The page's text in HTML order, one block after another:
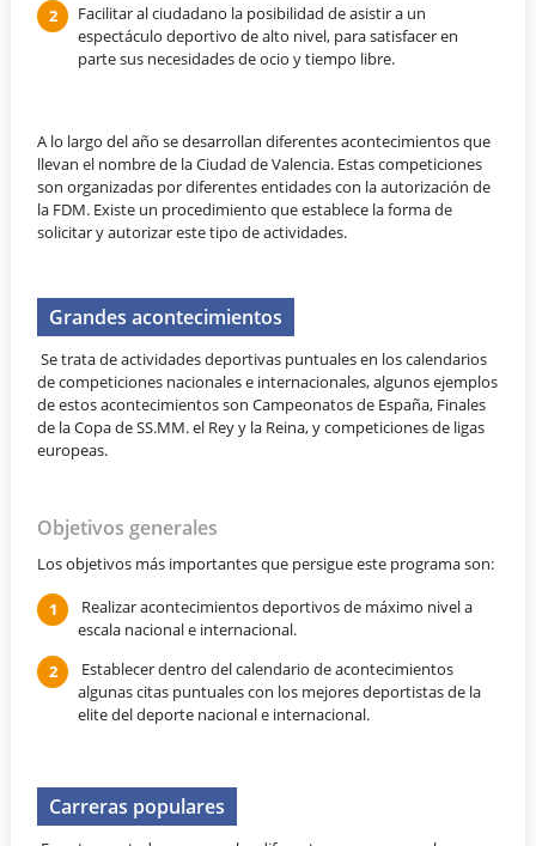
Facilitar al ciudadano la posibilidad de asistir a un
espectáculo deportivo de alto nivel, para satisfacer en
parte sus necesidades de ocio y tiempo libre.
A lo largo del año se desarrollan diferentes acontecimientos que
llevan el nombre de la Ciudad de Valencia. Estas competiciones
son organizadas por diferentes entidades con la autorización de
la FDM. Existe un procedimiento que establece la forma de
solicitar y autorizar este tipo de actividades.
Grandes acontecimientos
Se trata de actividades deportivas puntuales en los calendarios
de competiciones nacionales e internacionales, algunos ejemplos
de estos acontecimientos son Campeonatos de España, Finales
de la Copa de SS.MM. el Rey y la Reina, y competiciones de ligas
europeas.
Objetivos generales
Los objetivos más importantes que persigue este programa son:
Realizar acontecimientos deportivos de máximo nivel a
escala nacional e internacional.
Establecer dentro del calendario de acontecimientos
algunas citas puntuales con los mejores deportistas de la
elite del deporte nacional e internacional.
Carreras populares